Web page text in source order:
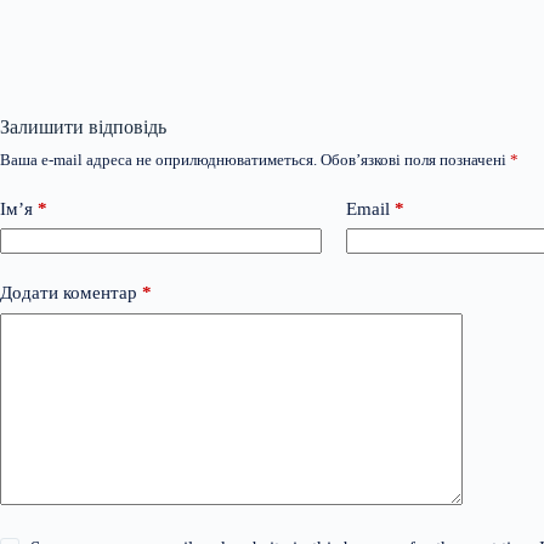
Залишити відповідь
Ваша e-mail адреса не оприлюднюватиметься. Обов’язкові поля позначені *
Ім’я * Email *
Додати коментар *